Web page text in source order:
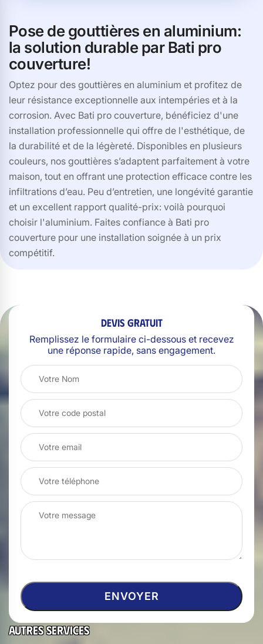
Pose de gouttières en aluminium:
la solution durable par Bati pro
couverture!
Optez pour des gouttières en aluminium et profitez de
leur résistance exceptionnelle aux intempéries et à la
corrosion. Avec Bati pro couverture, bénéficiez d'une
installation professionnelle qui offre de l'esthétique, de
la durabilité et de la légèreté. Disponibles en plusieurs
couleurs, nos gouttières s’adaptent parfaitement à votre
maison, tout en offrant une protection efficace contre les
infiltrations d’eau. Peu d’entretien, une longévité garantie
et un excellent rapport qualité-prix: voilà pourquoi
choisir l'aluminium. Faites confiance à Bati pro
couverture pour une installation soignée à un prix
compétitif.
Devis gratuit
Remplissez le formulaire ci-dessous et recevez
une réponse rapide, sans engagement.
Autres services